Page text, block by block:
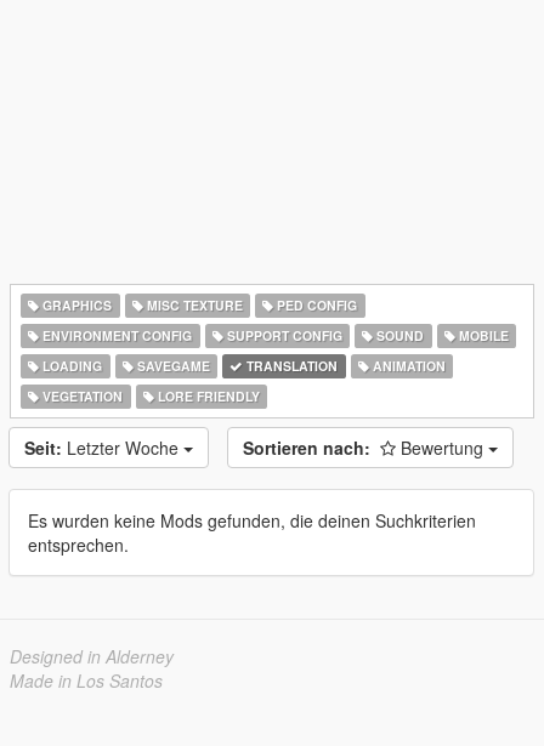
GRAPHICS MISC TEXTURE
PED CONFIG
ENVIRONMENT CONFIG
SUPPORT CONFIG SOUND
MOBILE
LOADING
SAVEGAME TRANSLATION
ANIMATION
VEGETATION
LORE FRIENDLY
Seit: Letzter Woche Sortieren nach: Bewertung
Es wurden keine Mods gefunden, die deinen Suchkriterien
entsprechen.
Designed in Alderney
Made in Los Santos